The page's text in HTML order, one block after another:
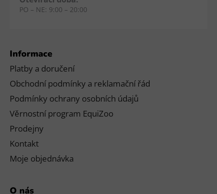
Informace
Platby a doručení
Obchodní podmínky a reklamační řád
Podmínky ochrany osobních údajů
Věrnostní program EquiZoo
Prodejny
Kontakt
Moje objednávka
O nás
PO – NE: 9:00 – 20:00